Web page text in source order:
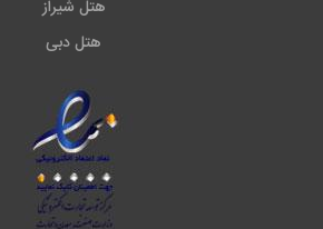
هتل شیراز
هتل دبی